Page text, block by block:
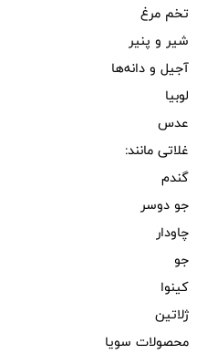
تخم مرغ
شیر و پنیر
آجیل و دانه‌ها
لوبیا
عدس
غلاتی مانند:
گندم
جو دوسر
چاودار
جو
کینوا
ژلاتین
محصولات سویا